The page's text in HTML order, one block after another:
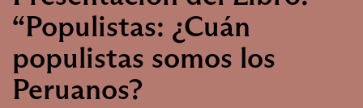
“Populistas: ¿Cuán
populistas somos los
Peruanos?